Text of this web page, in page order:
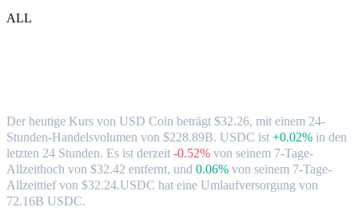
ALL
Der heutige Kurs von USD Coin beträgt $32.26, mit einem 24-
Stunden-Handelsvolumen von $228.89B. USDC ist +0.02% in den
letzten 24 Stunden. Es ist derzeit -0.52% von seinem 7-Tage-
Allzeithoch von $32.42 entfernt, und 0.06% von seinem 7-Tage-
Allzeittief von $32.24.USDC hat eine Umlaufversorgung von
72.16B USDC.